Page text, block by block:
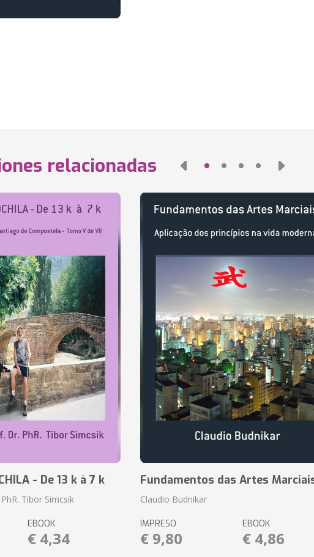
relacionadas
- De 13 k à 7 k
Tibor Simcsik
EBOOK
€ 4,34
Fundamentos das Artes
Claudio Budnikar
IMPRESO
€ 9,80
EBOOK
€ 4,86